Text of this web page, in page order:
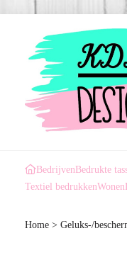
BedrijvenBedrukte
Textiel bedrukkenWonen
Home > Geluks-/